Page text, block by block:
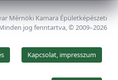
Mérnöki Kamara Épületképészeti
jog fenntartva, © 2009–2026
Kapcsolat, impresszum